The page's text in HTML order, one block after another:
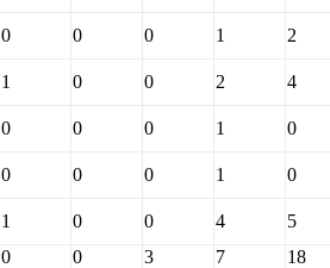
0 0 0 1 2
1 0 0 2 4
0 0 0 1 0
0 0 0 1 0
1 0 0 4 5
0 0 3 7 18